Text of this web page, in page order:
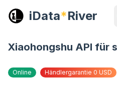
iData*River
Xiaohongshu API für
Online Händlergarantie 0 USD